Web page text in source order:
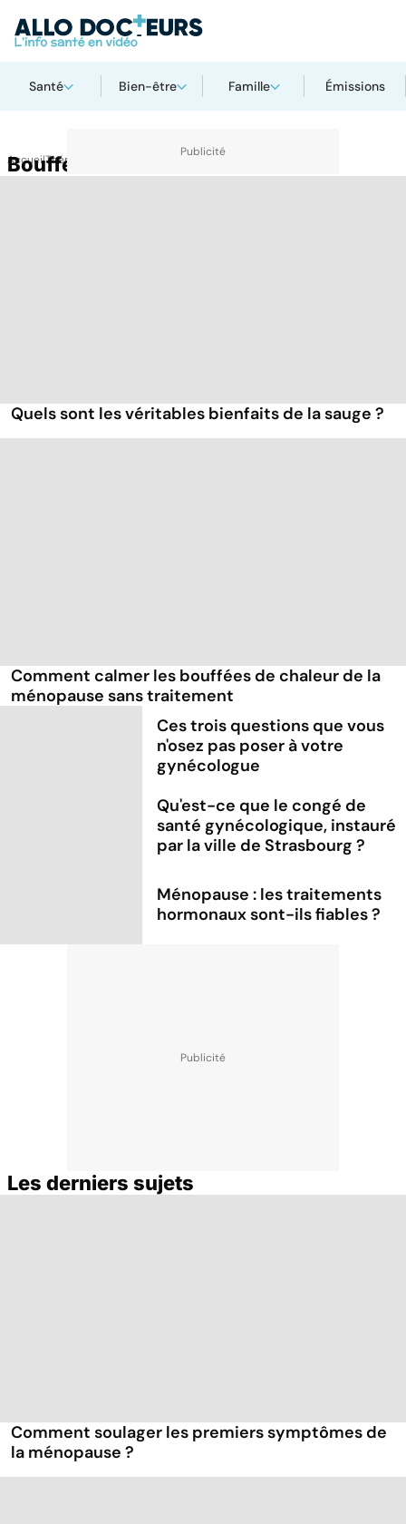
Santé Bien-être Famille Émissions
AccueilThématiques
Bouffées de chaleur
Quels sont les véritables bienfaits de la sauge ?
Comment calmer les bouffées de chaleur de la
ménopause sans traitement
Ces trois questions que vous
n'osez pas poser à votre
gynécologue
Qu'est-ce que le congé de
santé gynécologique, instauré
par la ville de Strasbourg ?
Ménopause : les traitements
hormonaux sont-ils fiables ?
Les derniers sujets
Comment soulager les premiers symptômes de
la ménopause ?